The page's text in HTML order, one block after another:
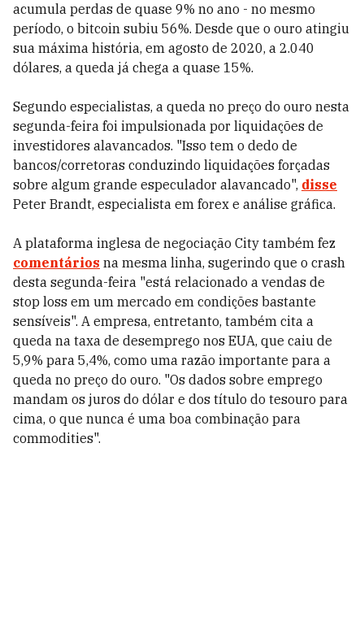
acumula perdas de quase 9% no ano - no mesmo
período, o bitcoin subiu 56%. Desde que o ouro atingiu
sua máxima história, em agosto de 2020, a 2.040
dólares, a queda já chega a quase 15%.
Segundo especialistas, a queda no preço do ouro nesta
segunda-feira foi impulsionada por liquidações de
investidores alavancados. "Isso tem o dedo de
bancos/corretoras conduzindo liquidações forçadas
sobre algum grande especulador alavancado", disse
Peter Brandt, especialista em forex e análise gráfica.
A plataforma inglesa de negociação City também fez
comentários na mesma linha, sugerindo que o crash
desta segunda-feira "está relacionado a vendas de
stop loss em um mercado em condições bastante
sensíveis". A empresa, entretanto, também cita a
queda na taxa de desemprego nos EUA, que caiu de
5,9% para 5,4%, como uma razão importante para a
queda no preço do ouro. "Os dados sobre emprego
mandam os juros do dólar e dos título do tesouro para
cima, o que nunca é uma boa combinação para
commodities".